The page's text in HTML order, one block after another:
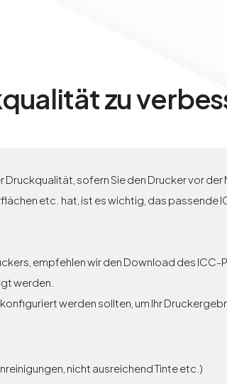
zu
sofern Sie den Drucker vor der
etc. hat, ist es wichtig, das passende
empfehlen wir den Download des
werden.
werden sollten, um Ihr
nicht ausreichend Tinte etc.)